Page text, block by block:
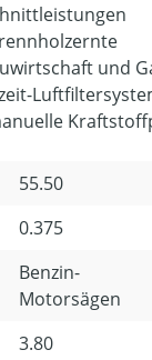
und
55.50
0.375
Benzin-
Motorsägen
3.80